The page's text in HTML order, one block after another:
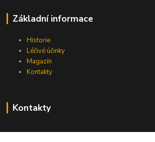
Základní informace
Historie
Léčivé účinky
Magazín
Kontakty
Kontakty